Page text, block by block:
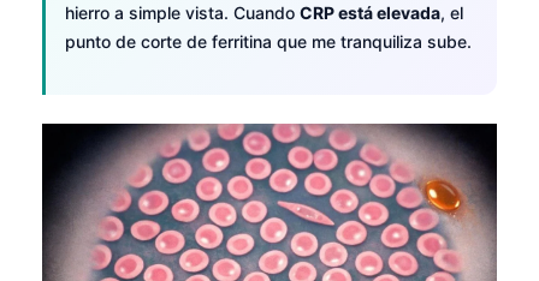
hierro a simple vista. Cuando CRP está elevada, el
punto de corte de ferritina que me tranquiliza sube.
Dansk
Nederlands
हिन्दी
Bahasa Indonesia
Српски језик